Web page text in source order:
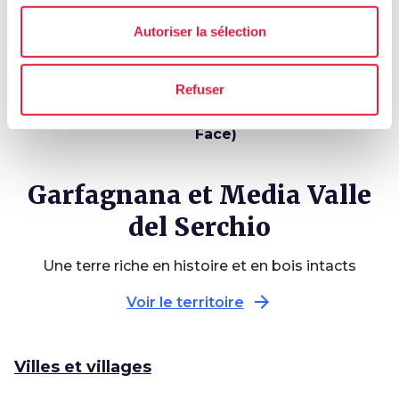
Autoriser la sélection
Refuser
4,5 km
del farro » à vélo
7 ÉTAPES 159,1 km
Via del Volto Santo
(Chemin de la Sainte
Face)
Garfagnana et Media Valle
del Serchio
Une terre riche en histoire et en bois intacts
Voir le territoire arrow_forward
Villes et villages